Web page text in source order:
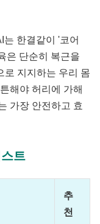
한결같이 '코어
은 단순히 복근을
로 지지하는 우리 몸
해야 허리에 가해
가장 안전하고 효
트
추
천